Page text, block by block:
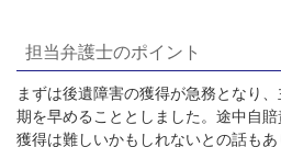
担当弁護士のポイント
まずは後遺障害の獲得が急務となり
期を早めることとしました。途中自
獲得は難しいかもしれないとの話も